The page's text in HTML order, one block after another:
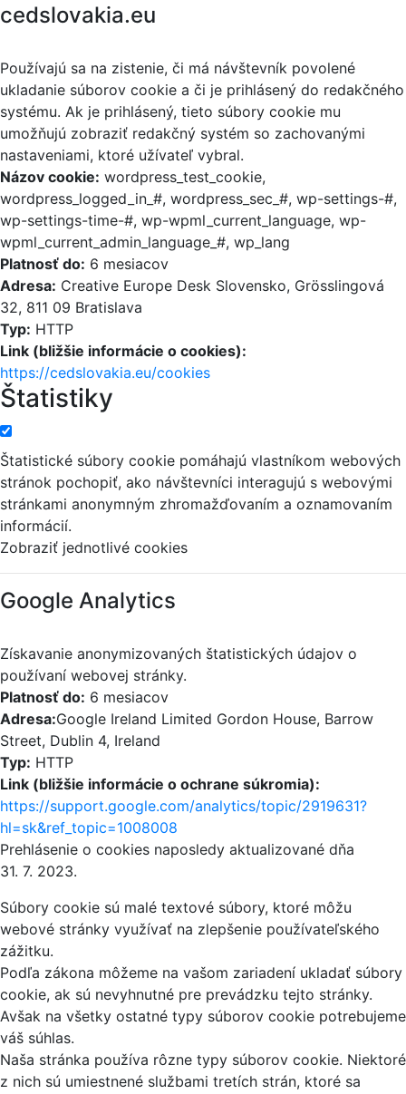
cedslovakia.eu
Používajú sa na zistenie, či má návštevník povolené
ukladanie súborov cookie a či je prihlásený do redakčného
systému. Ak je prihlásený, tieto súbory cookie mu
umožňujú zobraziť redakčný systém so zachovanými
nastaveniami, ktoré užívateľ vybral.
Názov cookie: wordpress_test_cookie,
wordpress_logged_in_#, wordpress_sec_#, wp-settings-#,
wp-settings-time-#, wp-wpml_current_language, wp-
wpml_current_admin_language_#, wp_lang
Platnosť do: 6 mesiacov
Adresa: Creative Europe Desk Slovensko, Grösslingová
32, 811 09 Bratislava
Typ: HTTP
Link (bližšie informácie o cookies):
https://cedslovakia.eu/cookies
Štatistiky
Štatistické súbory cookie pomáhajú vlastníkom webových
stránok pochopiť, ako návštevníci interagujú s webovými
stránkami anonymným zhromažďovaním a oznamovaním
informácií.
Zobraziť jednotlivé cookies
Google Analytics
Získavanie anonymizovaných štatistických údajov o
používaní webovej stránky.
Platnosť do: 6 mesiacov
Adresa:Google Ireland Limited Gordon House, Barrow
Street, Dublin 4, Ireland
Typ: HTTP
Link (bližšie informácie o ochrane súkromia):
https://support.google.com/analytics/topic/2919631?
hl=sk&ref_topic=1008008
Prehlásenie o cookies naposledy aktualizované dňa
31. 7. 2023.
Súbory cookie sú malé textové súbory, ktoré môžu
webové stránky využívať na zlepšenie používateľského
zážitku.
Podľa zákona môžeme na vašom zariadení ukladať súbory
cookie, ak sú nevyhnutné pre prevádzku tejto stránky.
Avšak na všetky ostatné typy súborov cookie potrebujeme
váš súhlas.
Naša stránka používa rôzne typy súborov cookie. Niektoré
z nich sú umiestnené službami tretích strán, ktoré sa